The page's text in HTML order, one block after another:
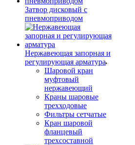
Затвор дисковый с
пневмоприводом
Нержавеющая запорная и
регулирующая арматура
Шаровой кран
муфтовый
нержавеющий
Краны шаровые
трехходовые
Фильтры сетчатые
Кран шаровой
фланцевый
трехсоставной